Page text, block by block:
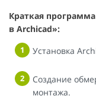
Краткая
в Archicad»:
Установка
Создание
монтажа.